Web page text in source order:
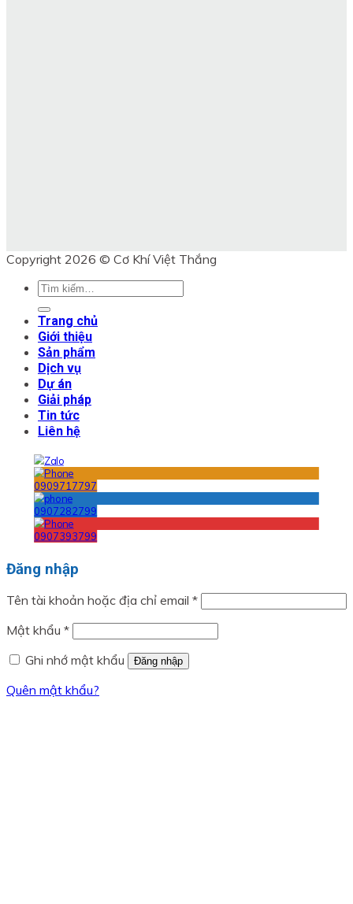
Copyright 2026 © Cơ Khí Việt Thắng
Tìm
kiếm:
Trang chủ
Giới thiệu
Sản phẩm
Dịch vụ
Dự án
Giải pháp
Tin tức
Liên hệ
0909717797
0907282799
0907393799
Đăng nhập
Tên tài khoản hoặc địa chỉ email *Bắt
Mật khẩu *Bắt
Ghi nhớ mật khẩu
Đăng nhập
Quên mật khẩu?